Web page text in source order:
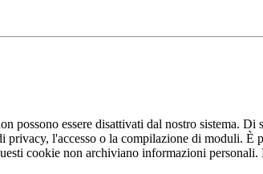
possono essere disattivati dal nostro sistema.
l'accesso o la compilazione di moduli.
cookie non archiviano informazioni